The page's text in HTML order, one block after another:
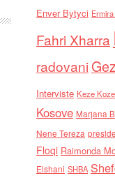
Enver Bytyci
Fahri Xharra
radovani
Interviste Keze
Kosove Marjana
Nene Tereza
Floqi Raimonda
Elshani SHBA